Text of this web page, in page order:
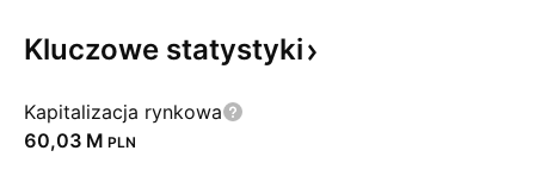
Kluczowe statystyki
Kapitalizacja rynkowa
‪60,03 M‬ PLN